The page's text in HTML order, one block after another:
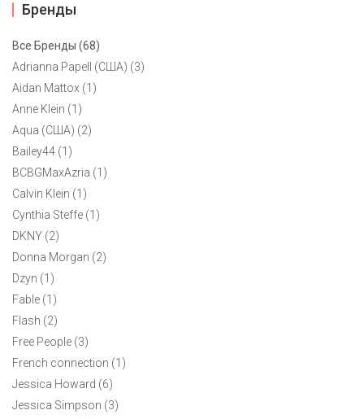
Коктейльное платье Material Girl S, XS
4900 ₽
Элегантное бандажное платье от американского бренда
Material Girl
Бренды
Все Бренды (68)
Adrianna Papell (США) (3)
Aidan Mattox (1)
Anne Klein (1)
Aqua (США) (2)
Bailey44 (1)
BCBGMaxAzria (1)
Calvin Klein (1)
Cynthia Steffe (1)
DKNY (2)
Donna Morgan (2)
Dzyn (1)
Fable (1)
Flash (2)
Free People (3)
French connection (1)
Jessica Howard (6)
Jessica Simpson (3)